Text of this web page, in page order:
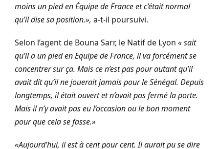
moins un pied en Équipe de France et c’était normal
qu’il dise sa position.», a-t-il poursuivi.
Selon l’agent de Bouna Sarr, le Natif de Lyon « sait
qu’il a un pied en Equipe de France, il va forcément se
concentrer sur ça. Mais ce n’est pas pour autant qu’il
avait dit qu’il ne jouerait jamais pour le Sénégal. Depuis
longtemps, il était ouvert et n’avait pas fermé la porte.
Mais il n’y avait pas eu l’occasion ou le bon moment
pour que cela se fasse.»
«Aujourd’hui, il est à cent pour cent. Il aurait pu se dire